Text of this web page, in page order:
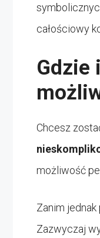
całościowy
Gdzie
Chcesz
możliwość
Zanim jednak
Zazwyczaj